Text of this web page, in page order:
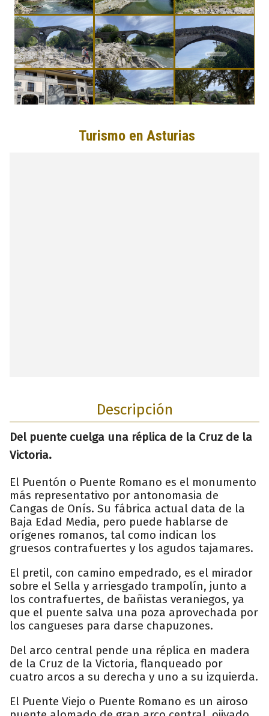
Descripción
Del puente cuelga una réplica de la Cruz de la
Victoria.
El Puentón o Puente Romano es el monumento
más representativo por antonomasia de
Cangas de Onís. Su fábrica actual data de la
Baja Edad Media, pero puede hablarse de
orígenes romanos, tal como indican los
gruesos contrafuertes y los agudos tajamares.
El pretil, con camino empedrado, es el mirador
sobre el Sella y arriesgado trampolín, junto a
los contrafuertes, de bañistas veraniegos, ya
que el puente salva una poza aprovechada por
los cangueses para darse chapuzones.
Del arco central pende una réplica en madera
de la Cruz de la Victoria, flanqueado por
cuatro arcos a su derecha y uno a su izquierda.
El Puente Viejo o Puente Romano es un airoso